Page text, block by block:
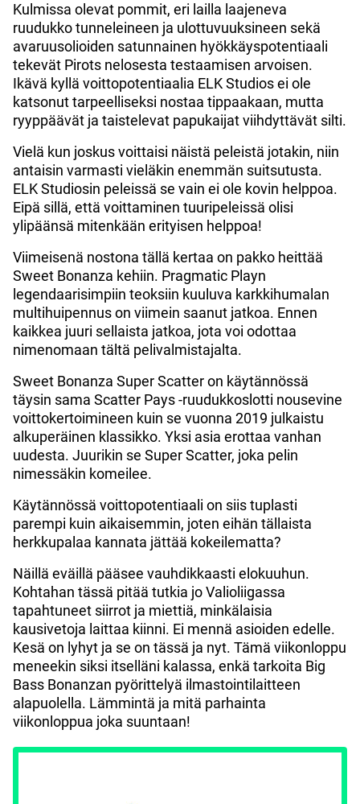
Kulmissa olevat pommit, eri lailla laajeneva
ruudukko tunneleineen ja ulottuvuuksineen sekä
avaruusolioiden satunnainen hyökkäyspotentiaali
tekevät Pirots nelosesta testaamisen arvoisen.
Ikävä kyllä voittopotentiaalia ELK Studios ei ole
katsonut tarpeelliseksi nostaa tippaakaan, mutta
ryyppäävät ja taistelevat papukaijat viihdyttävät silti.
Vielä kun joskus voittaisi näistä peleistä jotakin, niin
antaisin varmasti vieläkin enemmän suitsutusta.
ELK Studiosin peleissä se vain ei ole kovin helppoa.
Eipä sillä, että voittaminen tuuripeleissä olisi
ylipäänsä mitenkään erityisen helppoa!
Viimeisenä nostona tällä kertaa on pakko heittää
Sweet Bonanza kehiin. Pragmatic Playn
legendaarisimpiin teoksiin kuuluva karkkihumalan
multihuipennus on viimein saanut jatkoa. Ennen
kaikkea juuri sellaista jatkoa, jota voi odottaa
nimenomaan tältä pelivalmistajalta.
Sweet Bonanza Super Scatter on käytännössä
täysin sama Scatter Pays -ruudukkoslotti nousevine
voittokertoimineen kuin se vuonna 2019 julkaistu
alkuperäinen klassikko. Yksi asia erottaa vanhan
uudesta. Juurikin se Super Scatter, joka pelin
nimessäkin komeilee.
Käytännössä voittopotentiaali on siis tuplasti
parempi kuin aikaisemmin, joten eihän tällaista
herkkupalaa kannata jättää kokeilematta?
Näillä eväillä pääsee vauhdikkaasti elokuuhun.
Kohtahan tässä pitää tutkia jo Valioliigassa
tapahtuneet siirrot ja miettiä, minkälaisia
kausivetoja laittaa kiinni. Ei mennä asioiden edelle.
Kesä on lyhyt ja se on tässä ja nyt. Tämä viikonloppu
meneekin siksi itselläni kalassa, enkä tarkoita Big
Bass Bonanzan pyörittelyä ilmastointilaitteen
alapuolella. Lämmintä ja mitä parhainta
viikonloppua joka suuntaan!